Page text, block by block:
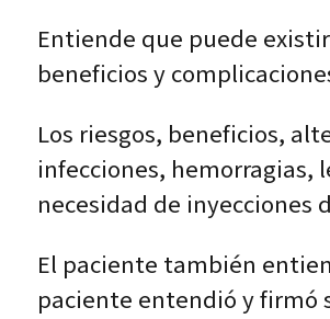
Entiende que puede
beneficios y
Los riesgos, beneficios,
infecciones, hemorragias,
necesidad de
El paciente también
paciente entendió y